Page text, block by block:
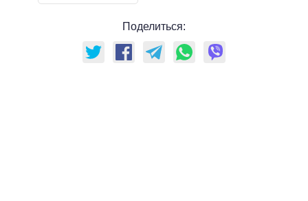
Поделиться: